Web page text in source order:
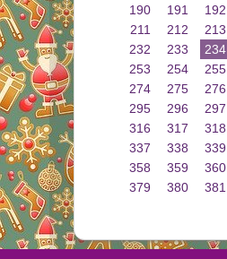
190
191 192
211
212 213
232
233 234
253
254 255
274
275 276
295
296 297
316
317 318
337
338 339
358
359 360
379
380 381